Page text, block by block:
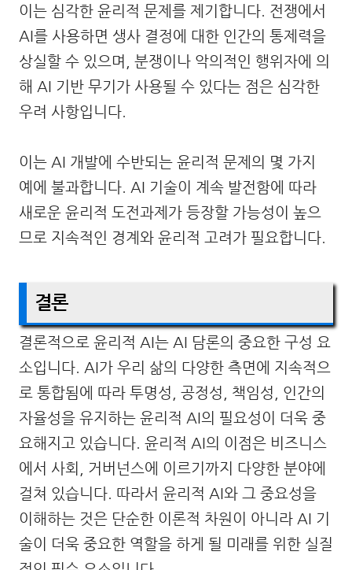
이는 심각한 윤리적 문제를 제기합니다. 전쟁에서
AI를 사용하면 생사 결정에 대한 인간의 통제력을
상실할 수 있으며, 분쟁이나 악의적인 행위자에 의
해 AI 기반 무기가 사용될 수 있다는 점은 심각한
우려 사항입니다.
이는 AI 개발에 수반되는 윤리적 문제의 몇 가지
예에 불과합니다. AI 기술이 계속 발전함에 따라
새로운 윤리적 도전과제가 등장할 가능성이 높으
므로 지속적인 경계와 윤리적 고려가 필요합니다.
결론
결론적으로 윤리적 AI는 AI 담론의 중요한 구성 요
소입니다. AI가 우리 삶의 다양한 측면에 지속적으
로 통합됨에 따라 투명성, 공정성, 책임성, 인간의
자율성을 유지하는 윤리적 AI의 필요성이 더욱 중
요해지고 있습니다. 윤리적 AI의 이점은 비즈니스
에서 사회, 거버넌스에 이르기까지 다양한 분야에
걸쳐 있습니다. 따라서 윤리적 AI와 그 중요성을
이해하는 것은 단순한 이론적 차원이 아니라 AI 기
술이 더욱 중요한 역할을 하게 될 미래를 위한 실질